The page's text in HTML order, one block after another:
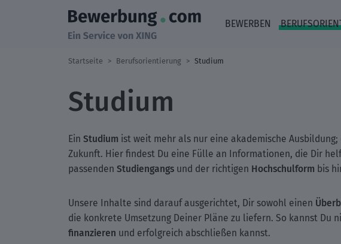
BEWERBEN
Startseite Berufsorientierung Studium
Studium
Ein Studium ist weit mehr als nur eine akademische
Zukunft. Hier findest Du eine Fülle an Informationen, die Dir
passenden Studiengangs und der richtigen Hochschulform bis
Unsere Inhalte sind darauf ausgerichtet, Dir sowohl einen
die konkrete Umsetzung Deiner Pläne zu liefern. So kannst Du
finanzieren und erfolgreich abschließen kannst.